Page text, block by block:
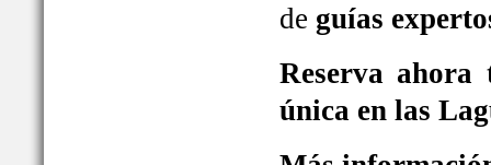
de guías
Reserva
única en las